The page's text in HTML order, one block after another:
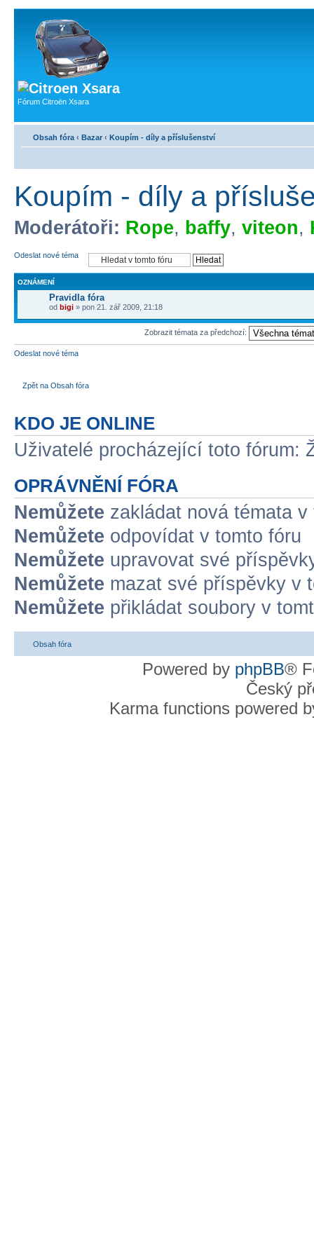
Fórum Citroën Xsara
Obsah fóra ‹ Bazar ‹ Koupím - díly a příslušenství
Koupím - díly a
Moderátoři: Rope, baffy, viteon,
Odeslat nové téma
OZNÁMENÍ
Pravidla fóra
od bigi » pon 21. zář 2009, 21:18
Zobrazit témata za předchozí:
Odeslat nové téma
Zpět na Obsah fóra
KDO JE ONLINE
Uživatelé procházející toto fórum:
OPRÁVNĚNÍ FÓRA
Nemůžete zakládat nová témata v
Nemůžete odpovídat v tomto fóru
Nemůžete upravovat své
Nemůžete mazat své příspěvky v
Nemůžete přikládat soubory v
Obsah fóra
Powered by phpBB®
Český
Karma functions powered